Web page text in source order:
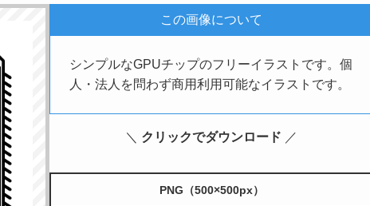
この画像について
シンプルなGPUチップのフリーイラストです。個
人・法人を問わず商用利用可能なイラストです。
＼ クリックでダウンロード ／
PNG（500×500px）